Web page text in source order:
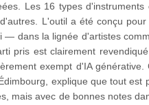
Les 16 types d'instruments
L'outil a été conçu pour
dans la lignée d'artistes
pris est clairement
exempt d'IA générative.
explique que tout est
mais avec de bonnes notes